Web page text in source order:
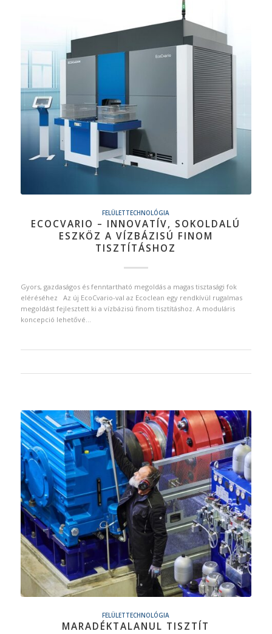
FELÜLETTECHNOLÓGIA
ECOCVARIO – INNOVATÍV, SOKOLDALÚ
ESZKÖZ A VÍZBÁZISÚ FINOM
TISZTÍTÁSHOZ
Gyors, gazdaságos és fenntartható megoldás a magas tisztasági fok
eléréséhez Az új EcoCvario-val az Ecoclean egy rendkívül rugalmas
megoldást fejlesztett ki a vízbázisú finom tisztításhoz. A moduláris
koncepció lehetővé…
FELÜLETTECHNOLÓGIA
MARADÉKTALANUL TISZTÍT